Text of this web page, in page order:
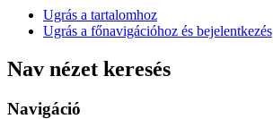
Ugrás a tartalomhoz
Ugrás a főnavigációhoz és bejelentkezés
Nav nézet keresés
Navigáció